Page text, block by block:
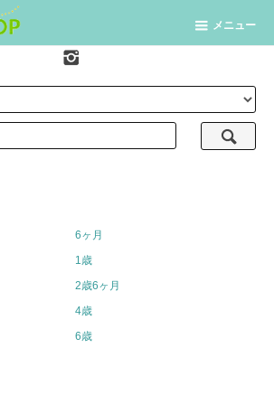
メニュー
6ヶ月
1歳
2歳6ヶ月
4歳
6歳